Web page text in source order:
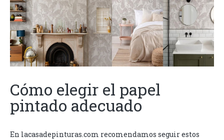
Cómo elegir el papel
pintado adecuado
En lacasadepinturas.com recomendamos seguir estos